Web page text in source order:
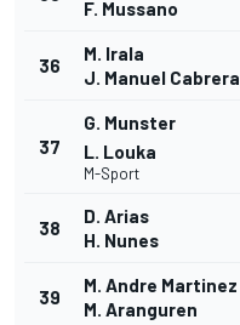
F. Mussano
36
M. Irala
J. Manuel Cabrera
37
G. Munster
L. Louka
M-Sport
38
D. Arias
H. Nunes
39
M. Andre Martinez
M. Aranguren